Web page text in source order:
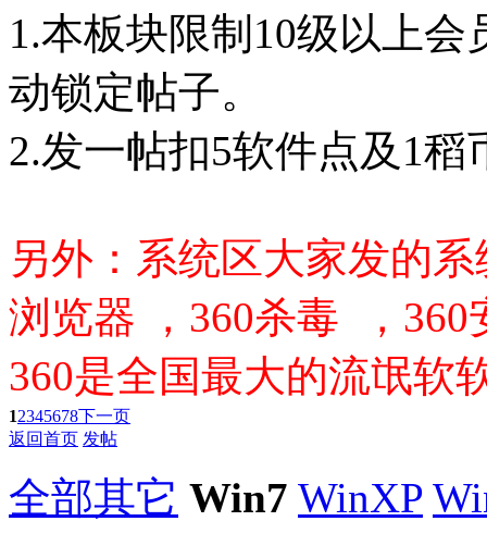
1.本板块限制10级以上
动锁定帖子。
2.发一帖扣5软件点及1稻
另外：系统区大家发的
浏览器 ，360杀毒 ，360
360是全国最大的流氓软
12345678下一页
返回首页 发帖
全部其它 Win7 WinXP